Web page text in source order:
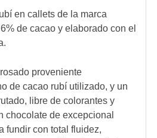
en callets de la marca
de cacao y elaborado con el
proveniente
de cacao rubí utilizado, y un
libre de colorantes y
chocolate de excepcional
fundir con total fluidez,